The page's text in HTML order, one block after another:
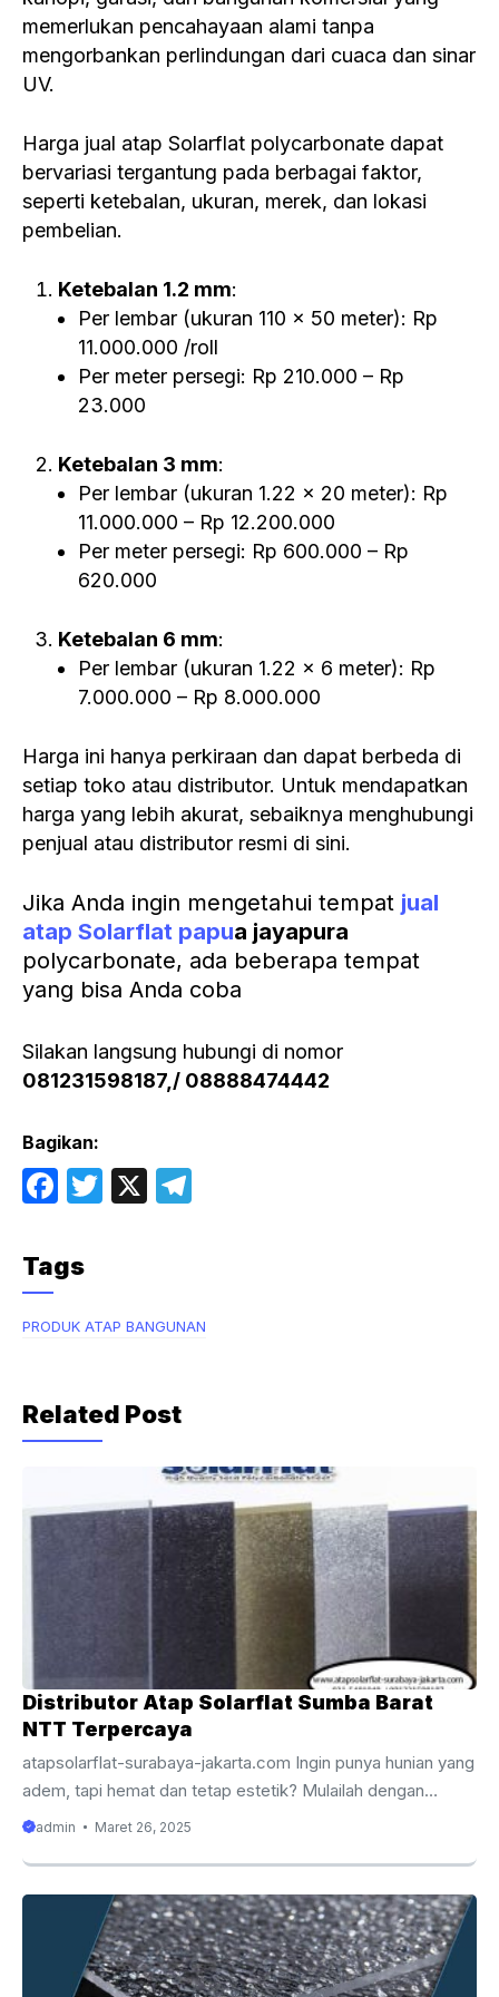
memerlukan pencahayaan alami tanpa
mengorbankan perlindungan dari cuaca dan sinar
UV.
Harga jual atap Solarflat polycarbonate dapat
bervariasi tergantung pada berbagai faktor,
seperti ketebalan, ukuran, merek, dan lokasi
pembelian.
Ketebalan 1.2 mm:
Per lembar (ukuran 110 x 50 meter): Rp
11.000.000 /roll
Per meter persegi: Rp 210.000 – Rp
23.000
Ketebalan 3 mm:
Per lembar (ukuran 1.22 x 20 meter): Rp
11.000.000 – Rp 12.200.000
Per meter persegi: Rp 600.000 – Rp
620.000
Ketebalan 6 mm:
Per lembar (ukuran 1.22 x 6 meter): Rp
7.000.000 – Rp 8.000.000
Harga ini hanya perkiraan dan dapat berbeda di
setiap toko atau distributor. Untuk mendapatkan
harga yang lebih akurat, sebaiknya menghubungi
penjual atau distributor resmi di sini.
Jika Anda ingin mengetahui tempat jual
atap Solarflat papua jayapura
polycarbonate, ada beberapa tempat
yang bisa Anda coba
Silakan langsung hubungi di nomor
081231598187,/ 08888474442
Bagikan:
F
c
e
b
o
k
T
X
a
Tags
PRODUK ATAP BANGUNAN
Related Post
Distributor Atap Solarflat Sumba Barat
NTT Terpercaya
atapsolarflat-surabaya-jakarta.com Ingin punya hunian yang
adem, tapi hemat dan tetap estetik? Mulailah dengan
memilih material atap dengan pertimbangan yang tepat.
bagus karena memiliki ketahanan yang baik dan harganya
lebih terjangkau. Atap solarflat menjadi inovasi bagus dalam
dunia konstruksi dengan menggabungkan fungsi atap itu
sendiri dan sumber energi terbarukan. Yang mana, material
ini menawarkan solusipraktis dan tentunya ramah
admin Maret 26, 2025